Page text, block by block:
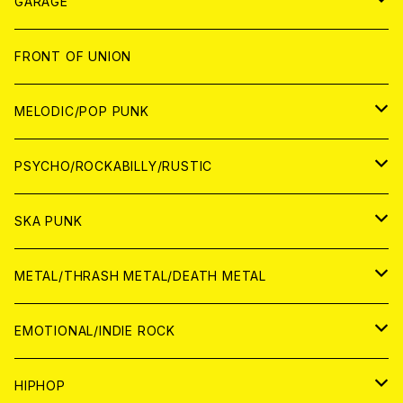
JAPAN
アナログ
CD
WORLD
アナログ
CD
FRONT OF UNION
MELODIC/POP PUNK
JAPAN
CD
ANALOG
WORLD
CD
ANALOG
PSYCHO/ROCKABILLY/RUSTIC
JAPAN
CD
ANALOG
WORLD
CD
ANALOG
SKA PUNK
JAPAN
CD
ANALOG
WORLD
CD
METAL/THRASH METAL/DEATH METAL
JAPAN
CD
WORLD
EMOTIONAL/INDIE ROCK
JAPAN
HIPHOP